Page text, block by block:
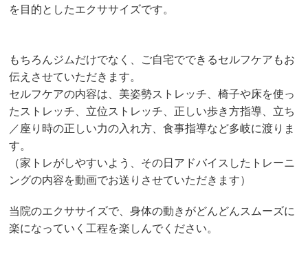
を目的としたエクササイズです。
もちろんジムだけでなく、ご自宅でできるセルフケアもお
伝えさせていただきます。
セルフケアの内容は、美姿勢ストレッチ、椅子や床を使っ
たストレッチ、立位ストレッチ、正しい歩き方指導、立ち
／座り時の正しい力の入れ方、食事指導など多岐に渡りま
す。
（家トレがしやすいよう、その日アドバイスしたトレーニ
ングの内容を動画でお送りさせていただきます）
当院のエクササイズで、身体の動きがどんどんスムーズに
楽になっていく工程を楽しんでください。